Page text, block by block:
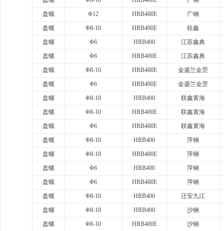
盘螺
Φ12 HRB400E
广钢
盘螺
Φ8-10 HRB400E
桂鑫
盘螺
Φ6 HRB400
江苏鑫典
盘螺
Φ6 HRB400E
江苏鑫典
盘螺
Φ8-10 HRB400E
金盛兰金罡
盘螺
Φ6 HRB400E
金盛兰金罡
盘螺
Φ8-10 HRB400
联鑫黄海
盘螺
Φ8-10 HRB400E
联鑫黄海
盘螺
Φ6 HRB400E
联鑫黄海
盘螺
Φ8-10 HRB400
萍钢
盘螺
Φ8-10 HRB400E
萍钢
盘螺
Φ6 HRB400
萍钢
盘螺
Φ6 HRB400E
萍钢
盘螺
Φ8-10 HRB400
迁安九江
盘螺
Φ8-10 HRB400
沙钢
盘螺
Φ8-10 HRB400E 沙钢